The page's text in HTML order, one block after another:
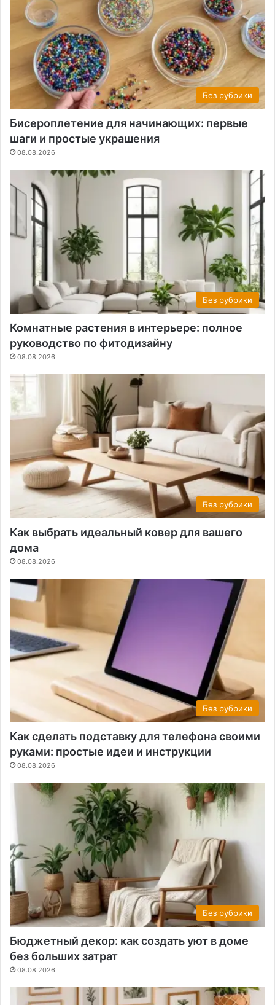
Без рубрики
Бисероплетение для начинающих: первые
шаги и простые украшения
08.08.2026
Без рубрики
Комнатные растения в интерьере: полное
руководство по фитодизайну
08.08.2026
Без рубрики
Как выбрать идеальный ковер для вашего
дома
08.08.2026
Без рубрики
Как сделать подставку для телефона своими
руками: простые идеи и инструкции
08.08.2026
Без рубрики
Бюджетный декор: как создать уют в доме
без больших затрат
08.08.2026